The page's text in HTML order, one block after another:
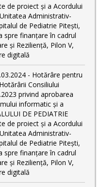
de proiect și a Acordului
Administrativ-
de Pediatrie Pitești,
spre finanțare în cadrul
și Reziliență, Pilon V,
digitală
- Hotărâre pentru
Consiliului
privind aprobarea
informatic și a
DE PEDIATRIE
de proiect și a Acordului
Administrativ-
de Pediatrie Pitești,
spre finanțare în cadrul
și Reziliență, Pilon V,
digitală